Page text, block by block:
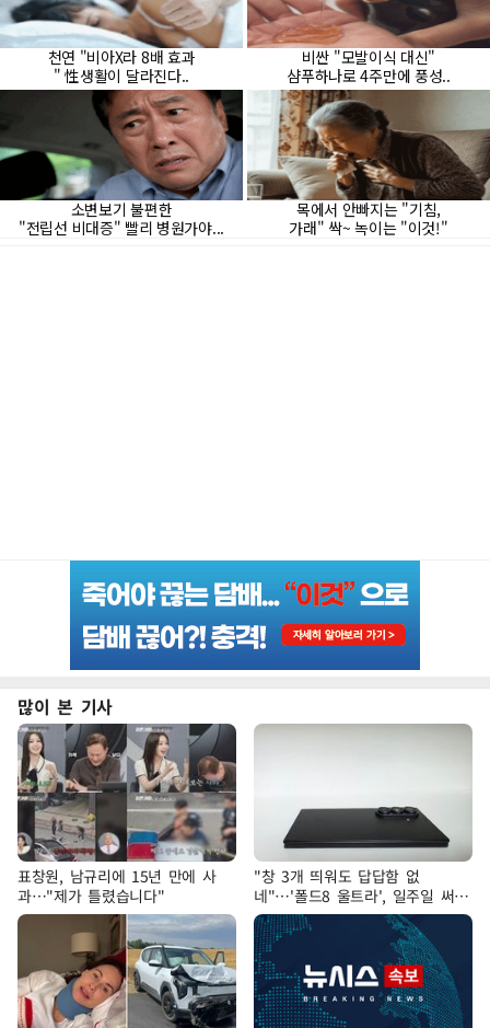
많이 본 기사
표창원, 남규리에 15년 만에 사
과…"제가 틀렸습니다"
"창 3개 띄워도 답답함 없
네"…'폴드8 울트라', 일주일 써보
니